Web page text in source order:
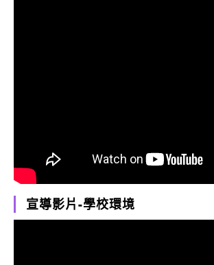
宣導影片-學校環境